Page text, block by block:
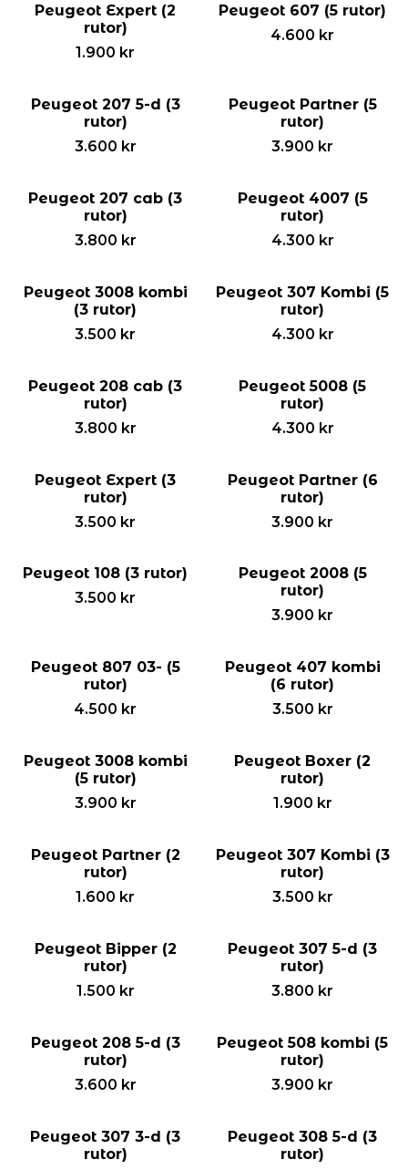
Peugeot Expert (2
rutor)
1.900 kr
Peugeot 607 (5 rutor)
4.600 kr
Peugeot 207 5-d (3
rutor)
3.600 kr
Peugeot Partner (5
rutor)
3.900 kr
Peugeot 207 cab (3
rutor)
3.800 kr
Peugeot 4007 (5
rutor)
4.300 kr
Peugeot 3008 kombi
(3 rutor)
3.500 kr
Peugeot 307 Kombi (5
rutor)
4.300 kr
Peugeot 208 cab (3
rutor)
3.800 kr
Peugeot 5008 (5
rutor)
4.300 kr
Peugeot Expert (3
rutor)
3.500 kr
Peugeot Partner (6
rutor)
3.900 kr
Peugeot 108 (3 rutor)
3.500 kr
Peugeot 2008 (5
rutor)
3.900 kr
Peugeot 807 03- (5
rutor)
4.500 kr
Peugeot 407 kombi
(6 rutor)
3.500 kr
Peugeot 3008 kombi
(5 rutor)
3.900 kr
Peugeot Boxer (2
rutor)
1.900 kr
Peugeot Partner (2
rutor)
1.600 kr
Peugeot 307 Kombi (3
rutor)
3.500 kr
Peugeot Bipper (2
rutor)
1.500 kr
Peugeot 307 5-d (3
rutor)
3.800 kr
Peugeot 208 5-d (3
rutor)
3.600 kr
Peugeot 508 kombi (5
rutor)
3.900 kr
Peugeot 307 3-d (3
rutor)
Peugeot 308 5-d (3
rutor)